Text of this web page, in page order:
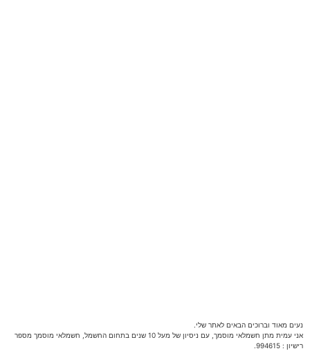
נעים מאוד וברוכים הבאים לאתר שלי.
אני עמית מתן חשמלאי מוסמך, עם ניסיון של מעל 10 שנים בתחום החשמל, חשמלאי מוסמך מספר
רישיון : 994615.